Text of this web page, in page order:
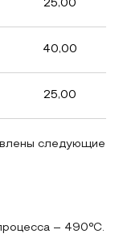
25,00
40,00
25,00
следующие
– 490°С.